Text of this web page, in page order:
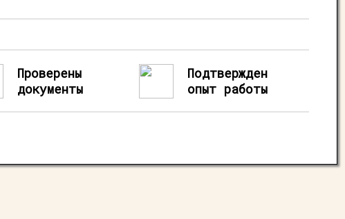
Проверены
документы
Подтвержден
опыт работы